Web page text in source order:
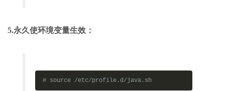
5.永久使环境变量生效：
# source /etc/profile.d/java.sh